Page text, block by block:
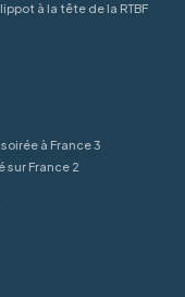
à la tête de la RTBF
à France 3
sur France 2